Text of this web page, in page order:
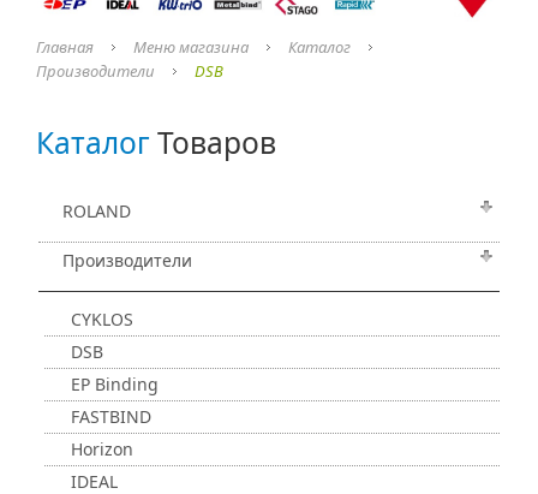
Главная Меню магазина
Каталог
Производители
DSB
КаталогТоваров
ROLAND
Производители
CYKLOS
DSB
EP Binding
FASTBIND
Horizon
IDEAL